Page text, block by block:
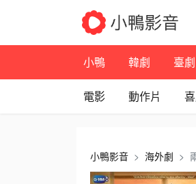
小鴨 韓劇 臺劇
電影 動作片
小鴨影音 海外劇